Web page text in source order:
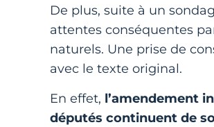
De plus, suite à un
attentes conséquentes
naturels. Une prise de
avec le texte original.
En effet, l’amendement
députés continuent de